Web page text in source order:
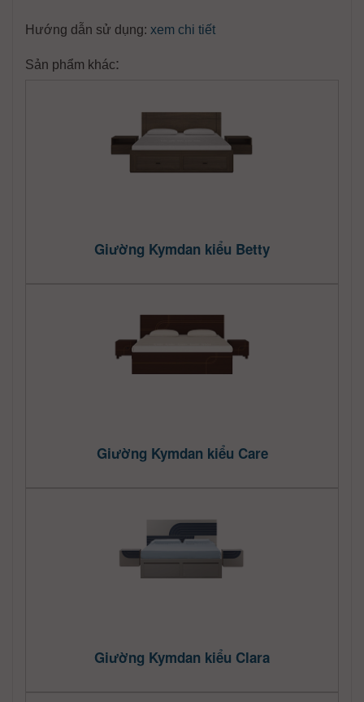
Hướng dẫn sử dụng: xem chi tiết
Sản phẩm khác:
Giường Kymdan kiểu Betty
Giường Kymdan kiểu Care
Giường Kymdan kiểu Clara